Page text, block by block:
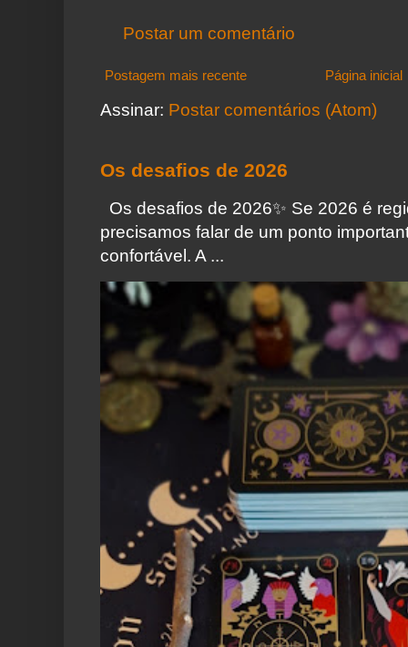
Postar um comentário
Postagem mais recente Página inicial
Assinar: Postar comentários (Atom)
Os desafios de 2026
Os desafios de 2026✨️ Se 2026 é
precisamos falar de um ponto
confortável. A ...